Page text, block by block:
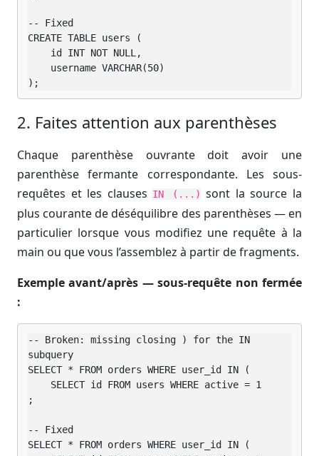
-- Fixed
CREATE TABLE users (
);
2. Faites attention aux parenthèses
Chaque parenthèse ouvrante doit avoir une
parenthèse fermante correspondante. Les sous-
requêtes et les clauses IN (...) sont la source la
plus courante de déséquilibre des parenthèses — en
particulier lorsque vous modifiez une requête à la
main ou que vous l’assemblez à partir de fragments.
Exemple avant/après — sous-requête non fermée
:
-- Broken: missing closing ) for the IN
subquery
SELECT * FROM orders WHERE user_id IN (
;
-- Fixed
SELECT * FROM orders WHERE user_id IN (